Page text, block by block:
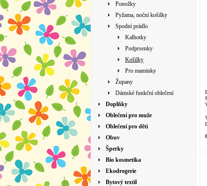
Ponožky
Pyžama, noční košilky
Spodní prádlo
Kalhotky
Podprsenky
Košilky
Pro maminky
Župany
Dámské funkční oblečení
Doplňky
Oblečení pro muže
Oblečení pro děti
Obuv
Šperky
Bio kosmetika
Ekodrogerie
Bytový textil